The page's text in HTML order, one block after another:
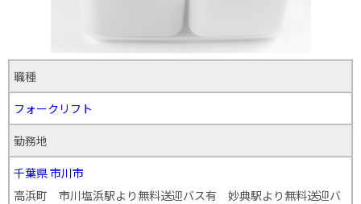
職種
フォークリフト
勤務地
千葉県市川市
高浜町 市川塩浜駅より無料送迎バス有 妙典駅より無料送迎バ